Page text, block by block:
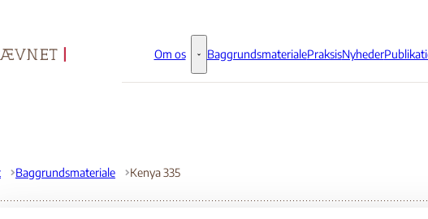
Om os Om os - Flere links
BaggrundsmaterialePraksisNyheder
Baggrundsmateriale Kenya 335